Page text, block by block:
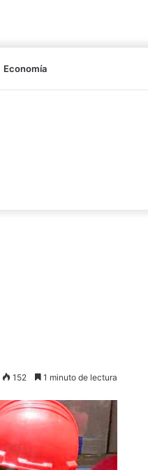
Economía
152 1 minuto de lectura